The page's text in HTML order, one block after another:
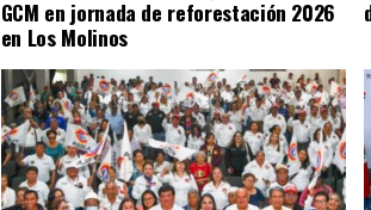
GCM en jornada de reforestación 2026
en Los Molinos